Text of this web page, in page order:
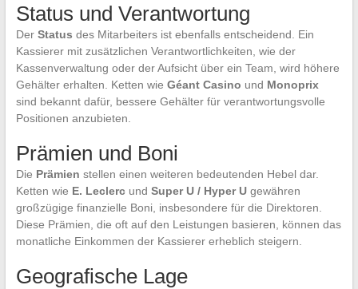
Status und Verantwortung
Der Status des Mitarbeiters ist ebenfalls entscheidend. Ein
Kassierer mit zusätzlichen Verantwortlichkeiten, wie der
Kassenverwaltung oder der Aufsicht über ein Team, wird höhere
Gehälter erhalten. Ketten wie Géant Casino und Monoprix
sind bekannt dafür, bessere Gehälter für verantwortungsvolle
Positionen anzubieten.
Prämien und Boni
Die Prämien stellen einen weiteren bedeutenden Hebel dar.
Ketten wie E. Leclercund Super U / Hyper Ugewähren
großzügige finanzielle Boni, insbesondere für die Direktoren.
Diese Prämien, die oft auf den Leistungen basieren, können das
monatliche Einkommen der Kassierer erheblich steigern.
Geografische Lage